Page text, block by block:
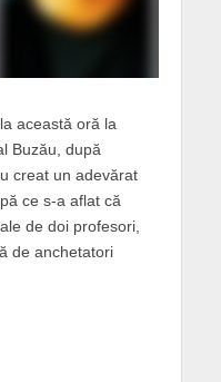
această oră la
Buzău, după
creat un adevărat
ce s-a aflat că
de doi profesori,
de anchetatori